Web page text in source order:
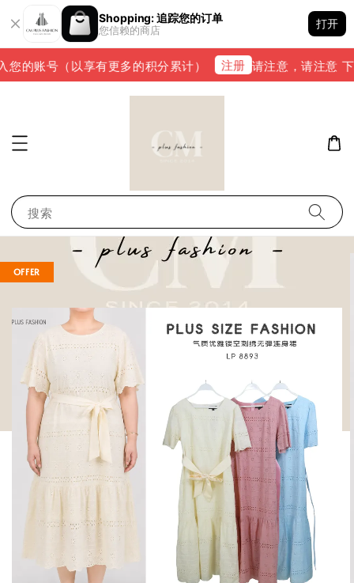
Shopping: 追踪您的订单
您信赖的商店
打开
的账号（以享有更多的积分累计） 注册 请注意，请注意 下
搜索
OFFER